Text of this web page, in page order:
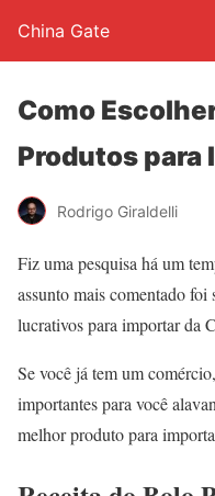
China Gate
Como
Produtos para
Rodrigo Giraldelli
Fiz uma pesquisa há um
assunto mais comentado foi
lucrativos para importar da
Se você já tem um
importantes para você
melhor produto para